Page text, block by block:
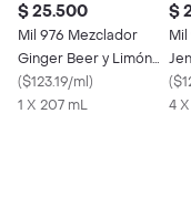
$ 25.500
Mil 976 Mezclador
Ginger Beer y Limón
Botella
($123.19/ml)
1 X 207 mL
$
Mil
(
4